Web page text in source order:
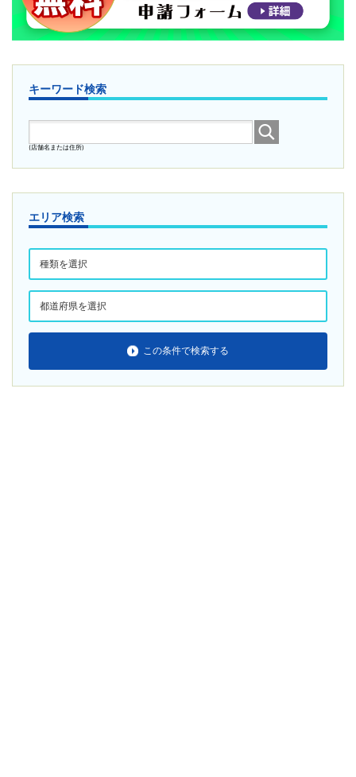
キーワード検索
(店舗名または住所)
エリア検索
この条件で検索する